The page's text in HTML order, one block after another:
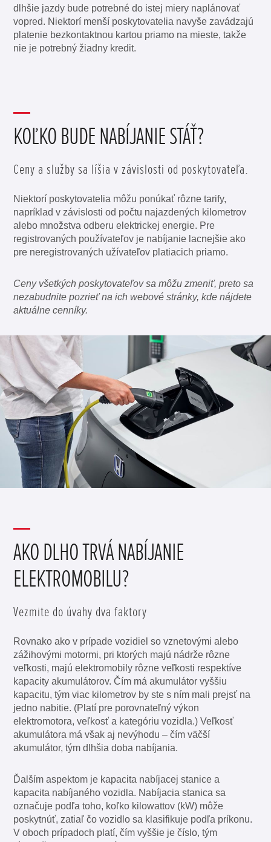
dlhšie jazdy bude potrebné do istej miery naplánovať
vopred. Niektorí menší poskytovatelia navyše zavádzajú
platenie bezkontaktnou kartou priamo na mieste, takže
nie je potrebný žiadny kredit.
KOĽKO BUDE NABÍJANIE STÁŤ?
Ceny a služby sa líšia v závislosti od poskytovateľa.
Niektorí poskytovatelia môžu ponúkať rôzne tarify,
napríklad v závislosti od počtu najazdených kilometrov
alebo množstva odberu elektrickej energie. Pre
registrovaných používateľov je nabíjanie lacnejšie ako
pre neregistrovaných užívateľov platiacich priamo.
Ceny všetkých poskytovateľov sa môžu zmeniť, preto sa
nezabudnite pozrieť na ich webové stránky, kde nájdete
aktuálne cenníky.
AKO DLHO TRVÁ NABÍJANIE
ELEKTROMOBILU?
Vezmite do úvahy dva faktory
Rovnako ako v prípade vozidiel so vznetovými alebo
zážihovými motormi, pri ktorých majú nádrže rôzne
veľkosti, majú elektromobily rôzne veľkosti respektíve
kapacity akumulátorov. Čím má akumulátor vyššiu
kapacitu, tým viac kilometrov by ste s ním mali prejsť na
jedno nabitie. (Platí pre porovnateľný výkon
elektromotora, veľkosť a kategóriu vozidla.) Veľkosť
akumulátora má však aj nevýhodu – čím väčší
akumulátor, tým dlhšia doba nabíjania.
Ďalším aspektom je kapacita nabíjacej stanice a
kapacita nabíjaného vozidla. Nabíjacia stanica sa
označuje podľa toho, koľko kilowattov (kW) môže
poskytnúť, zatiaľ čo vozidlo sa klasifikuje podľa príkonu.
V oboch prípadoch platí, čím vyššie je číslo, tým